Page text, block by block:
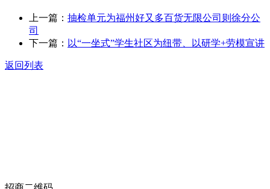
上一篇： 抽检单元为福州好又多百货无限公司则徐分公
司
下一篇： 以“一坐式”学生社区为纽带、以研学+劳模宣讲
返回列表